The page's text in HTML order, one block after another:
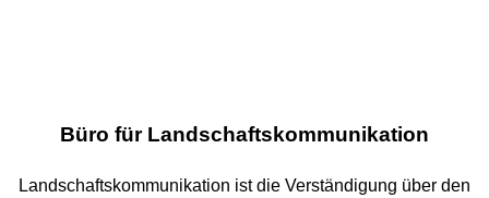
Büro für Landschaftskommunikation
Landschaftskommunikation ist die Verständigung über den